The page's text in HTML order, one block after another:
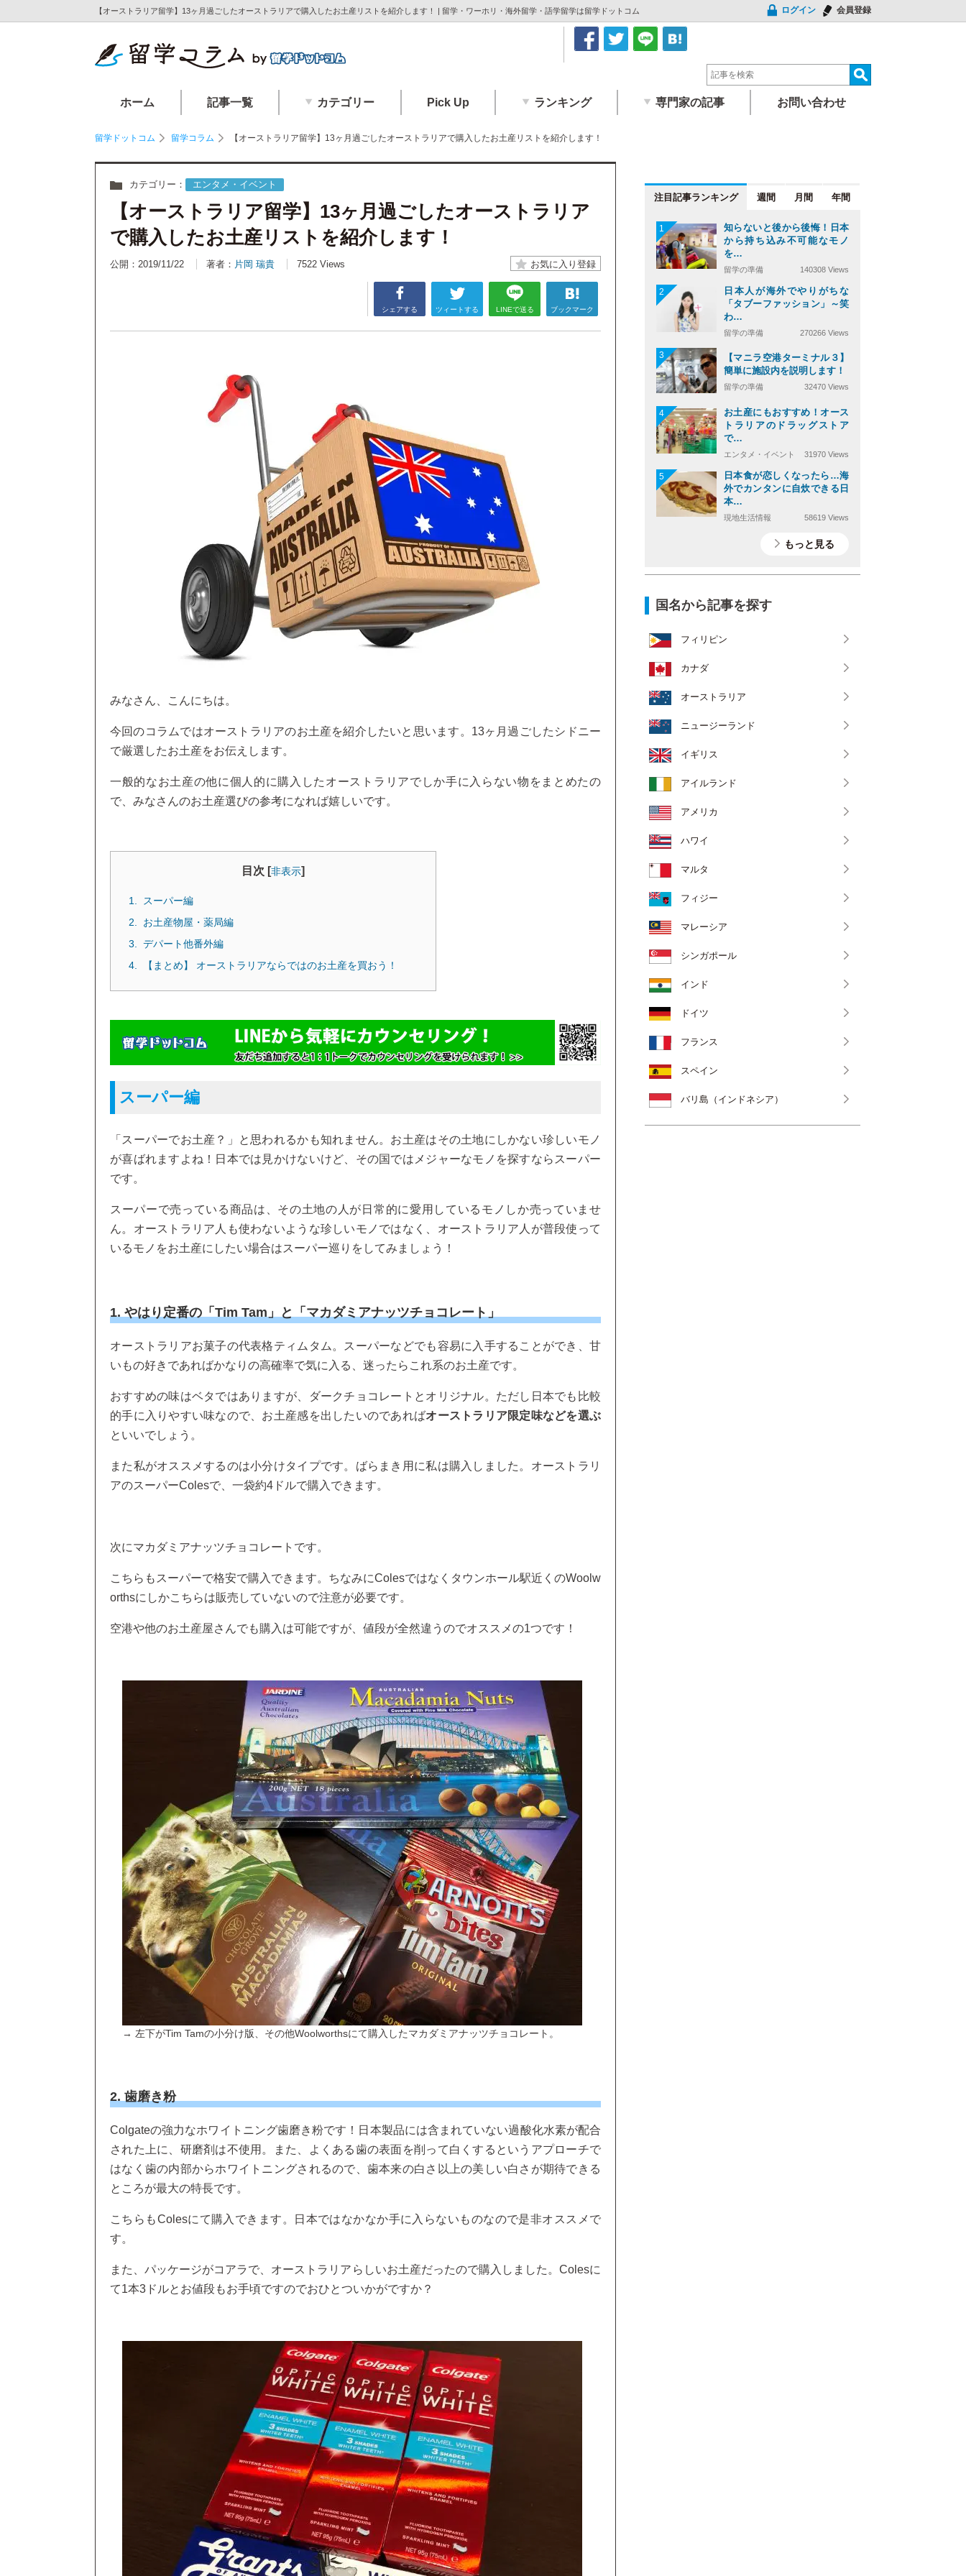
【オーストラリア留学】13ヶ月過ごしたオーストラリアで購入したお土産リストを紹介します！ | 留学・ワーホリ・海外留学・語学留学は留学ドットコム ログイン 会員登録
ホーム 記事一覧 カテゴリー Pick Up ランキング 専門家の記事 お問い合わせ
留学ドットコム 留学コラム 【オーストラリア留学】13ヶ月過ごしたオーストラリアで購入したお土産リストを紹介します！
カテゴリー： エンタメ・イベント
【オーストラリア留学】13ヶ月過ごしたオーストラリア
で購入したお土産リストを紹介します！
公開：2019/11/22 著者： 片岡 瑞貴 7522 Views
シェアする ツィートする LINEで送る ブックマーク
みなさん、こんにちは。
今回のコラムではオーストラリアのお土産を紹介したいと思います。13ヶ月過ごしたシドニー
で厳選したお土産をお伝えします。
一般的なお土産の他に個人的に購入したオーストラリアでしか手に入らない物をまとめたの
で、みなさんのお土産選びの参考になれば嬉しいです。
目次 [非表示]
スーパー編
お土産物屋・薬局編
デパート他番外編
【まとめ】 オーストラリアならではのお土産を買おう！
スーパー編
「スーパーでお土産？」と思われるかも知れません。お土産はその土地にしかない珍しいモノ
が喜ばれますよね！日本では見かけないけど、その国ではメジャーなモノを探すならスーパー
です。
スーパーで売っている商品は、その土地の人が日常的に愛用しているモノしか売っていませ
ん。オーストラリア人も使わないような珍しいモノではなく、オーストラリア人が普段使って
いるモノをお土産にしたい場合はスーパー巡りをしてみましょう！
1. やはり定番の「Tim Tam」と「マカダミアナッツチョコレート」
オーストラリアお菓子の代表格ティムタム。スーパーなどでも容易に入手することができ、甘
いもの好きであればかなりの高確率で気に入る、迷ったらこれ系のお土産です。
おすすめの味はベタではありますが、ダークチョコレートとオリジナル。ただし日本でも比較
的手に入りやすい味なので、お土産感を出したいのであればオーストラリア限定味などを選ぶ
といいでしょう。
また私がオススメするのは小分けタイプです。ばらまき用に私は購入しました。オーストラリ
アのスーパーColesで、一袋約4ドルで購入できます。
次にマカダミアナッツチョコレートです。
こちらもスーパーで格安で購入できます。ちなみにColesではなくタウンホール駅近くのWoolw
orthsにしかこちらは販売していないので注意が必要です。
空港や他のお土産屋さんでも購入は可能ですが、値段が全然違うのでオススメの1つです！
→ 左下がTim Tamの小分け版、その他Woolworthsにて購入したマカダミアナッツチョコレート。
2. 歯磨き粉
Colgateの強力なホワイトニング歯磨き粉です！日本製品には含まれていない過酸化水素が配合
された上に、研磨剤は不使用。また、よくある歯の表面を削って白くするというアプローチで
はなく歯の内部からホワイトニングされるので、歯本来の白さ以上の美しい白さが期待できる
ところが最大の特長です。
こちらもColesにて購入できます。日本ではなかなか手に入らないものなので是非オススメで
す。
また、パッケージがコアラで、オーストラリアらしいお土産だったので購入しました。Colesに
て1本3ドルとお値段もお手頃ですのでおひとついかがですか？
注目記事 週間 月間 年間
1
知らないと後から後悔！日本
から持ち込み不可能なモノ
を…
留学の準備 140308 Views
2
日本人が海外でやりがちな
「タブーファッション」～笑
わ…
留学の準備 270266 Views
3
【マニラ空港ターミナル３】
簡単に施設内を説明します！
留学の準備 32470 Views
4
お土産にもおすすめ！オース
トラリアのドラッグストア
で…
エンタメ・イベント 31970 Views
5
日本食が恋しくなったら…海
外でカンタンに自炊できる日
本…
現地生活情報 58619 Views
もっと見る
国名から記事を探す
フィリピン
カナダ
オーストラリア
ニュージーランド
イギリス
アイルランド
アメリカ
ハワイ
マルタ
フィジー
マレーシア
シンガポール
インド
ドイツ
フランス
スペイン
バリ島（インドネシア）